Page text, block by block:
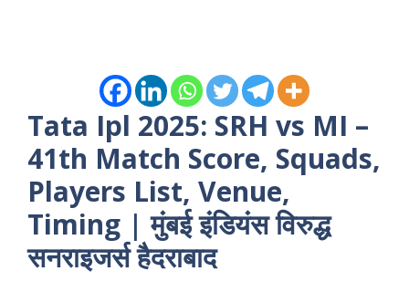
Tata Ipl 2025: SRH vs MI –
41th Match Score, Squads,
Players List, Venue,
Timing | मुंबई इंडियंस विरुद्ध
सनराइजर्स हैदराबाद